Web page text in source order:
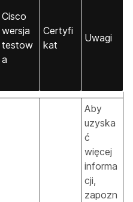
Cisco
wersja
testow
a
Certyfi
kat
Uwagi
Aby
uzyska
ć
więcej
informa
cji,
zapozn